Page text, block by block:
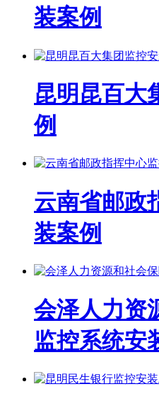
装案例
昆明昆百大
例
云南省邮政
装案例
会泽人力资
监控系统安